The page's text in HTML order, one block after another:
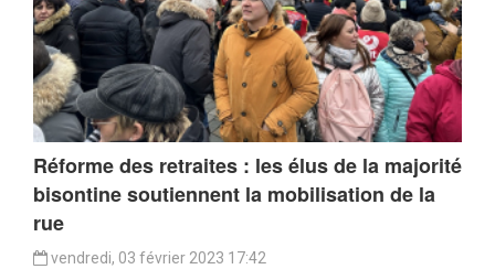
Réforme des retraites : les élus de la majorité
bisontine soutiennent la mobilisation de la
rue
vendredi, 03 février 2023 17:42